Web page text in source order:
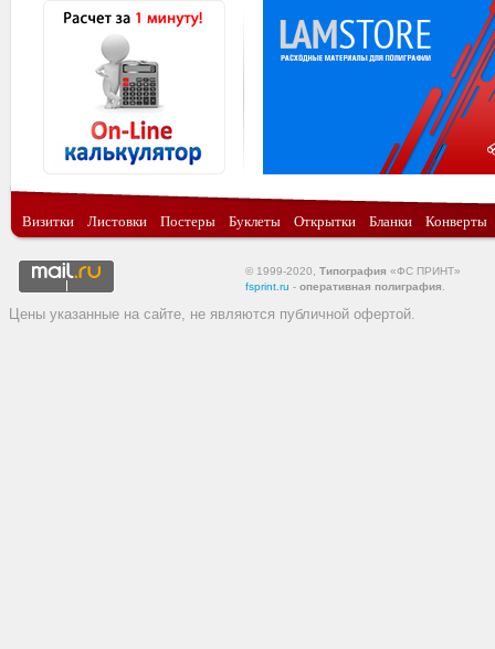
Визитки Листовки Постеры Буклеты Открытки Бланки Конверты
© 1999-2020, Типография «ФС ПРИНТ»
fsprint.ru - оперативная полиграфия
Цены указанные на сайте, не являются публичной офертой.